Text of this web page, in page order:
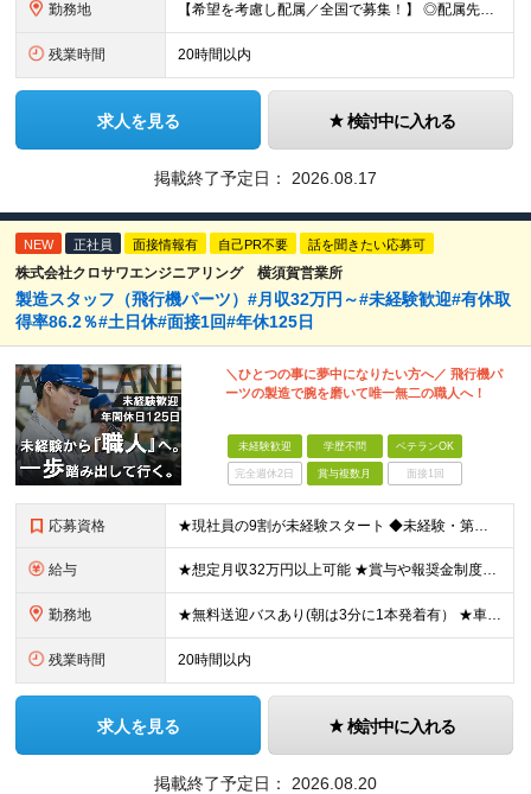
勤務地 【希望を考慮し配属／全国で募集！】 ◎配属先は希望考慮 ◎転勤なし！ ★関東 ■東京 板橋区/世⽥⾕区/練⾺区/⾜⽴区/⼤⽥区/江⼾川区/多摩市 ■千葉 千葉市/船橋市/柏市 ■神奈川 横浜市/厚⽊
残業時間 20時間以内
求人を見る 検討中に入れる
掲載終了予定日： 2026.08.17
NEW 正社員 面接情報有 自己PR不要 話を聞きたい応募可
株式会社クロサワエンジニアリング 横須賀営業所
製造スタッフ（飛行機パーツ）#月収32万円～#未経験歓迎#有休取
得率86.2％#土日休#面接1回#年休125日
＼ひとつの事に夢中になりたい方へ／ 飛行機パ
ーツの製造で腕を磨いて唯一無二の職人へ！
未経験歓迎 学歴不問 ベテランOK
完全週休2日 賞与複数月 面接1回
応募資格 ★現社員の9割が未経験スタート ◆未経験・第二新卒歓迎 ◆学歴不問！経験不問！資格不問！ ≪こんな方にピッタリ≫ □ 飛行機が好き、興味がある方 □ マニュアルがある環境でコツコツ作業したい方
給与 ★想定月収32万円以上可能 ★賞与や報奨金制度などモチベーション高く働ける制度がそろっています 月給25万円～+残業代全額支給＋各種手当+賞与年2回 ※試用期間2ヶ月あり（給与・待遇に差異はありませ
勤務地 ★無料送迎バスあり(朝は3分に1本発着有） ★車・バイク・自転車通勤OK 神奈川県横須賀市夏島町19番地 ※自動車・バイク通勤に関しては駐車場の空き状況による (変更の範囲)上記を除く当社関連勤
残業時間 20時間以内
求人を見る 検討中に入れる
掲載終了予定日： 2026.08.20